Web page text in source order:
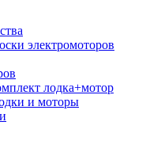
электромоторов
лодка+мотор
и моторы